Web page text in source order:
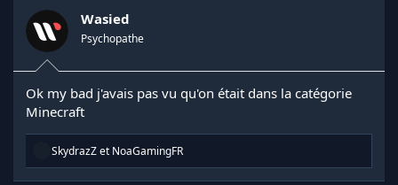
Wasied
Psychopathe
Ok my bad j'avais pas vu qu'on était dans la catégorie
Minecraft
R
a
SkydrazZet NoaGamingFR